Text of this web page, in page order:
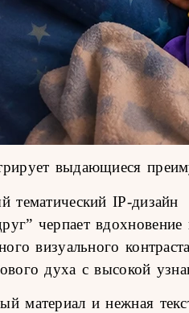
выдающиеся
тематический IP-дизайн
черпает
визуального
духа с высокой
материал и нежная